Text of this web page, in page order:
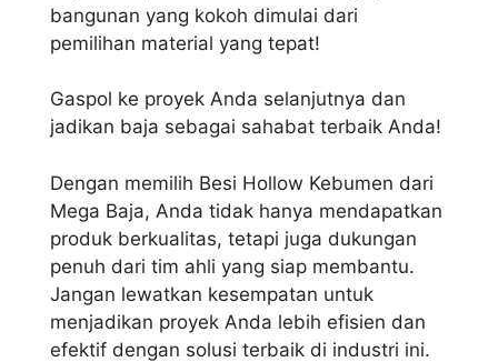
bangunan yang kokoh dimulai dari
pemilihan material yang tepat!
Gaspol ke proyek Anda selanjutnya dan
jadikan baja sebagai sahabat terbaik Anda!
Dengan memilih Besi Hollow Kebumen dari
Mega Baja, Anda tidak hanya mendapatkan
produk berkualitas, tetapi juga dukungan
penuh dari tim ahli yang siap membantu.
Jangan lewatkan kesempatan untuk
menjadikan proyek Anda lebih efisien dan
efektif dengan solusi terbaik di industri ini.